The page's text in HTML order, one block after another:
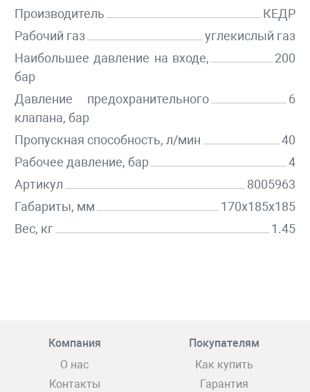
Производитель
КЕДР
Рабочий газ
углекислый газ
Наибольшее давление на входе,
бар
200
Давление предохранительного
клапана, бар
6
Пропускная способность, л/мин
40
Рабочее давление, бар
4
Артикул
8005963
Габариты, мм
170х185х185
Вес, кг
1.45
Компания
О нас
Контакты
Покупателям
Как купить
Гарантия